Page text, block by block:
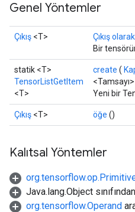
Genel Yöntemler
Çıkış <T> Çıkış olarak
Bir
statik <T>
TensorListGetItem
<T>
create (
Yeni bir
Çıkış <T> öğe ()
Kalıtsal Yöntemler
Java.lang.Object sınıfından
org.tensorflow.Operand